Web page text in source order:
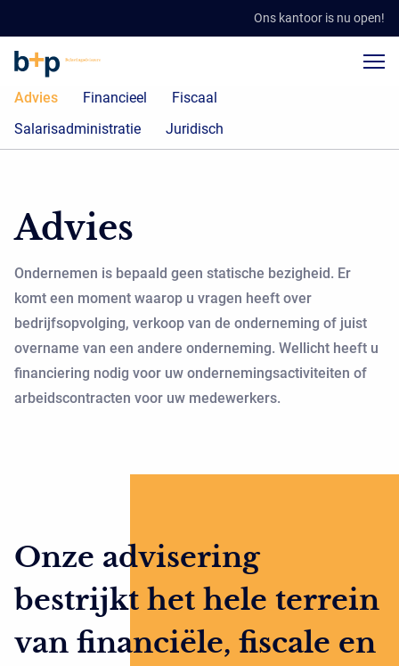
Ons kantoor is nu open!
Advies Financieel
Fiscaal
Salarisadministratie
Juridisch
Advies
Ondernemen is bepaald geen statische bezigheid. Er
komt een moment waarop u vragen heeft over
bedrijfsopvolging, verkoop van de onderneming of juist
overname van een andere onderneming. Wellicht heeft u
financiering nodig voor uw ondernemingsactiviteiten of
arbeidscontracten voor uw medewerkers.
Onze advisering
bestrijkt het hele terrein
van financiële, fiscale en